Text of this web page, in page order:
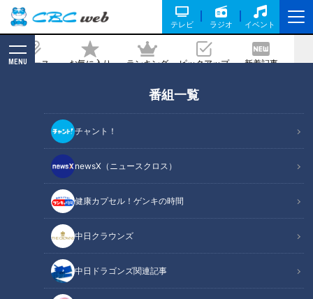
テレビ ラジオ イベント
ニュース お気に入り ランキング ピックアップ 新着記事
MENU
番組一覧
チャント！
newsX（ニュースクロス）
健康カプセル！ゲンキの時間
中日クラウンズ
中日ドラゴンズ関連記事
プ…パワーみなぎる和牛グルメに大満
足！愛知県愛西市の一番おいしいものを
探す旅
記事に戻る